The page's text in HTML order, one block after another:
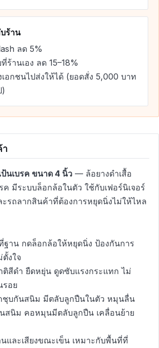
ร้าน
ลด 5%
ร้านเอง ลด 15–18%
อกชนไปส่งให้ได้ (ยอดสั่ง 5,000 บาท
นเบรค ขนาด 4 นิ้ว— ล้อยางดำเสื้อ
ค มีระบบล็อกล้อในตัว ใช้กับเฟอร์นิเจอร์
ะรถลากสินค้าที่ต้องการหยุดนิ่งไม่ให้ไหล
ฐาน กดล็อกล้อให้หยุดนิ่ง ป้องกันการ
งใจ
ติสีดำ ยืดหยุ่น ดูดซับแรงกระแทก ไม่
รอย
ชุบกันสนิม มีตลับลูกปืนในตัว หมุนลื่น
สนิม คอหมุนมีตลับลูกปืน เคลื่อนย้าย
นและเสียงขณะเข็น เหมาะกับพื้นที่ที่